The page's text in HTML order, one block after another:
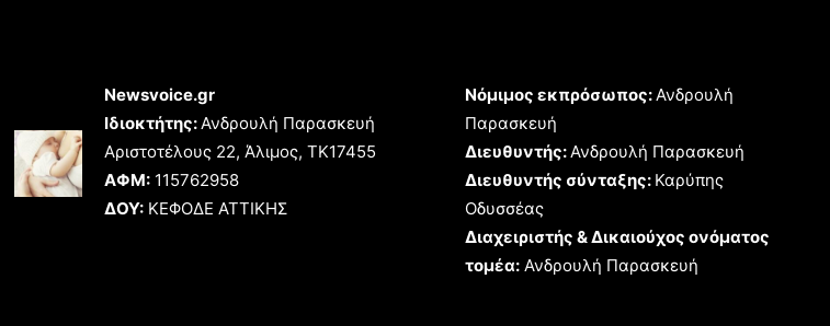
Newsvoice.gr
Ιδιοκτήτης: Ανδρουλή Παρασκευή
Αριστοτέλους 22, Άλιμος, TK17455
ΑΦΜ: 115762958
ΔΟΥ: ΚΕΦΟΔΕ ΑΤΤΙΚΗΣ
Νόμιμος εκπρόσωπος: Ανδρουλή
Παρασκευή
Διευθυντής: Ανδρουλή Παρασκευή
Διευθυντής σύνταξης: Καρύπης
Οδυσσέας
Διαχειριστής & Δικαιούχος ονόματος
τομέα: Ανδρουλή Παρασκευή